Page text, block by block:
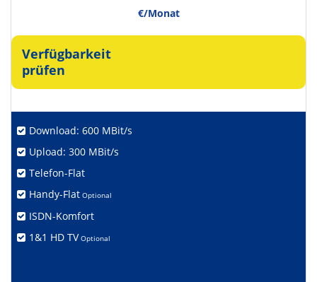
€/Monat
Verfügbarkeit
prüfen
Download: 600 MBit/s
Upload: 300 MBit/s
Telefon-Flat
Handy-Flat Optional
ISDN-Komfort
1&1 HD TV Optional